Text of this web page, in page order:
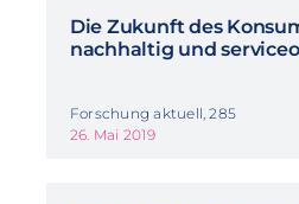
Die Zukunft des
nachhaltig und
Forschung aktuell, 285
26. Mai 2019